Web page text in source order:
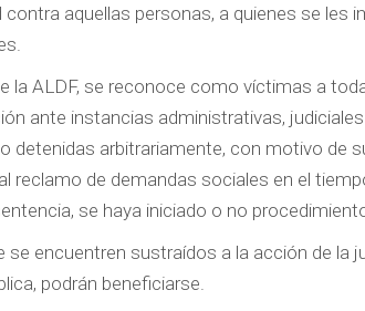
aquellas personas, a quienes se les
la ALDF, se reconoce como víctimas a
ante instancias administrativas,
detenidas arbitrariamente, con motivo de
reclamo de demandas sociales en el
se haya iniciado o no
se encuentren sustraídos a la acción de la
podrán beneficiarse.